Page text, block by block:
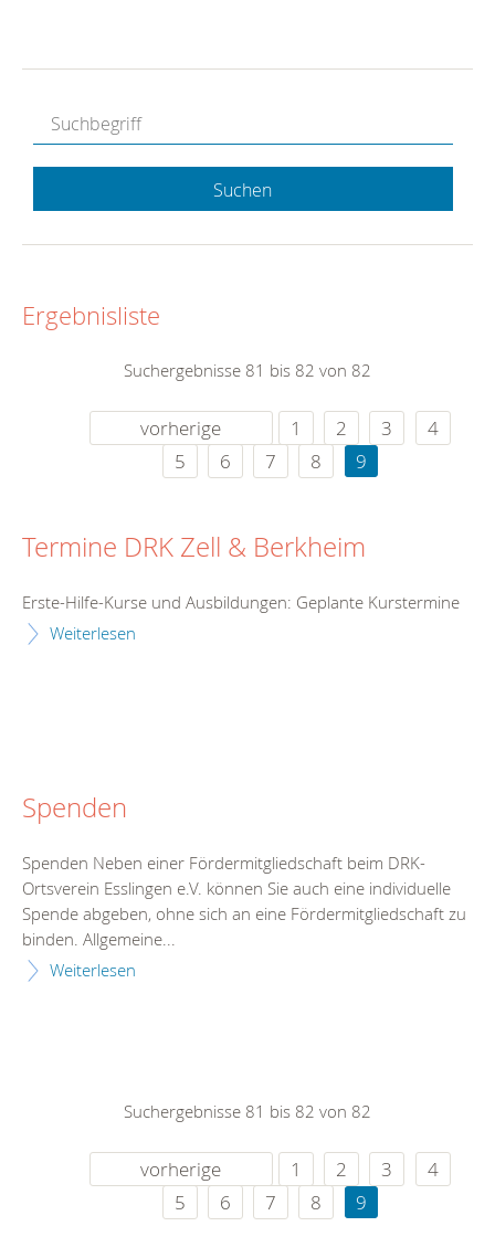
Suchen
Ergebnisliste
Suchergebnisse 81 bis 82 von 82
vorherige 1 2 3
4
5
6 7 8 9
Termine DRK Zell & Berkheim
Erste-Hilfe-Kurse und Ausbildungen: Geplante Kurstermine
Weiterlesen
Spenden
Spenden Neben einer Fördermitgliedschaft beim DRK-
Ortsverein Esslingen e.V. können Sie auch eine individuelle
Spende abgeben, ohne sich an eine Fördermitgliedschaft zu
binden. Allgemeine...
Weiterlesen
Suchergebnisse 81 bis 82 von 82
vorherige 1 2 3
4
5
6 7 8 9